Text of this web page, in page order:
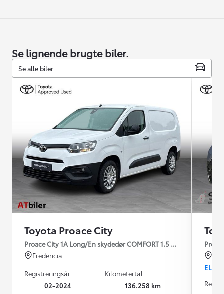
Se lignende brugte biler.
Se alle biler
Toyota Proace City
Proace City 1A Long/En skydedør COMFORT 1.5 diesel 102hk
Fredericia
Registreringsår
02-2024
Kilometertal
136.258 km
EL